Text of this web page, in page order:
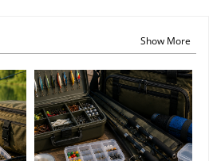
Show More